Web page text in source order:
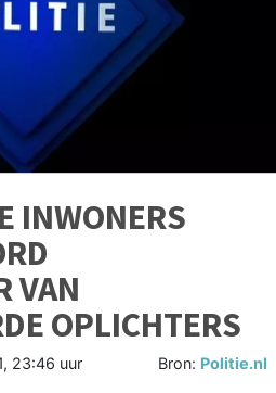
INWONERS
VAN
OPLICHTERS
23:46 uur Bron: Politie.nl